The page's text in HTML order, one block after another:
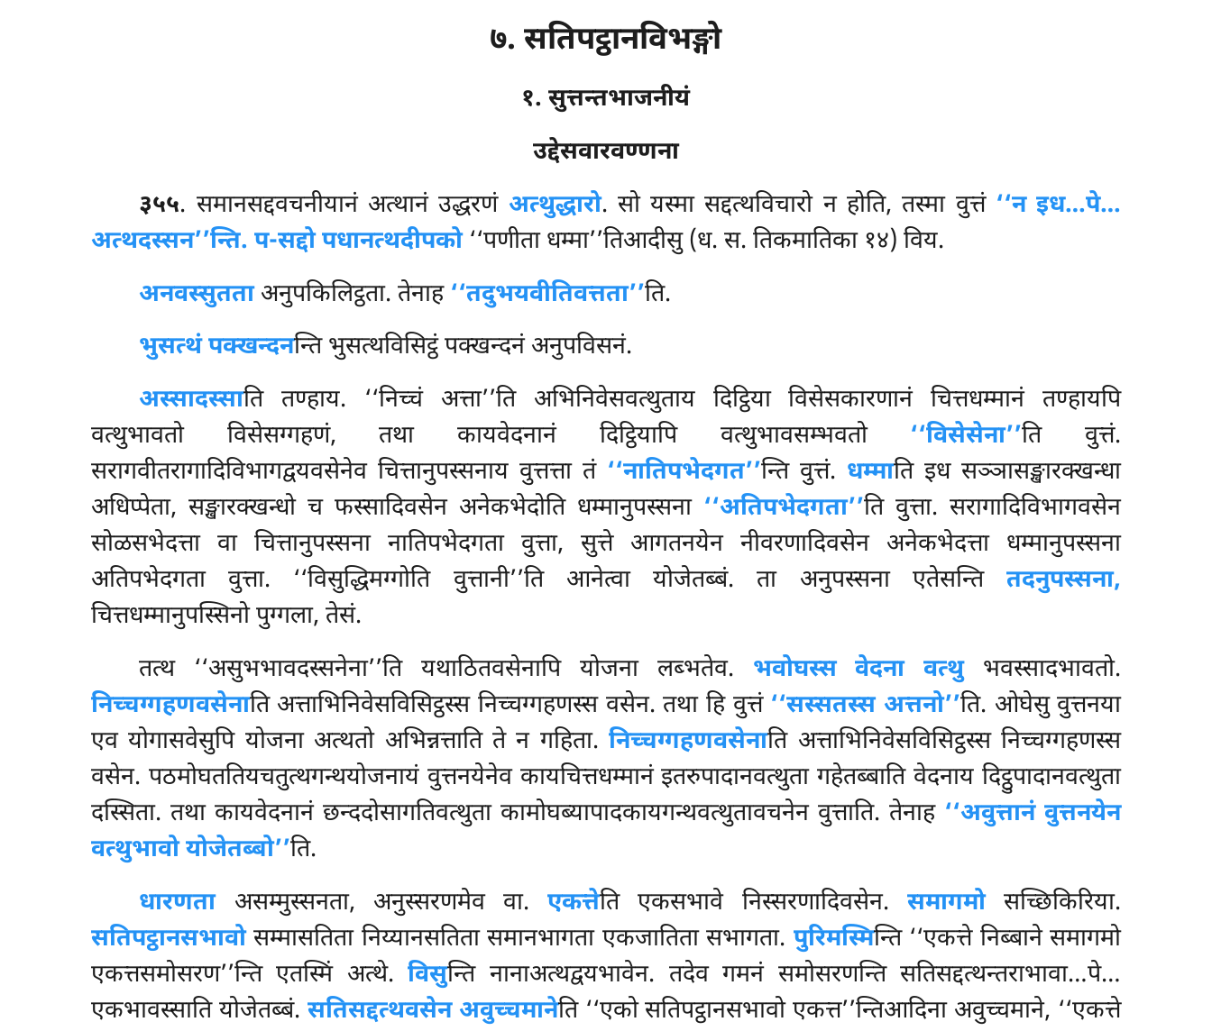
७. सतिपट्ठानविभङ्गो
१. सुत्तन्तभाजनीयं
उद्देसवारवण्णना
३५५. समानसद्दवचनीयानं अत्थानं उद्धरणं अत्थुद्धारो. सो यस्मा सद्दत्थविचारो न होति, तस्मा वुत्तं ‘‘न इध…पे…
अत्थदस्सन’’न्ति. प-सद्दो पधानत्थदीपको ‘‘पणीता धम्मा’’तिआदीसु (ध. स. तिकमातिका १४) विय.
अनवस्सुतताअनुपकिलिट्ठता. तेनाह ‘‘तदुभयवीतिवत्तता’’ति.
भुसत्थं पक्खन्दनन्ति भुसत्थविसिट्ठं पक्खन्दनं अनुपविसनं.
अस्सादस्साति तण्हाय. ‘‘निच्चं अत्ता’’ति अभिनिवेसवत्थुताय दिट्ठिया विसेसकारणानं चित्तधम्मानं तण्हायपि
वत्थुभावतो विसेसग्गहणं, तथा कायवेदनानं दिट्ठियापि वत्थुभावसम्भवतो ‘‘विसेसेना’’ति वुत्तं.
सरागवीतरागादिविभागद्वयवसेनेव चित्तानुपस्सनाय वुत्तत्ता तं ‘‘नातिपभेदगत’’न्ति वुत्तं. धम्माति इध सञ्ञासङ्खारक्खन्धा
अधिप्पेता, सङ्खारक्खन्धो च फस्सादिवसेन अनेकभेदोति धम्मानुपस्सना ‘‘अतिपभेदगता’’ति वुत्ता. सरागादिविभागवसेन
सोळसभेदत्ता वा चित्तानुपस्सना नातिपभेदगता वुत्ता, सुत्ते आगतनयेन नीवरणादिवसेन अनेकभेदत्ता धम्मानुपस्सना
अतिपभेदगता वुत्ता. ‘‘विसुद्धिमग्गोति वुत्तानी’’ति आनेत्वा योजेतब्बं. ता अनुपस्सना एतेसन्तितदनुपस्सना,
चित्तधम्मानुपस्सिनो पुग्गला, तेसं.
तत्थ ‘‘असुभभावदस्सनेना’’ति यथाठितवसेनापि योजना लब्भतेव. भवोघस्स वेदना वत्थुभवस्सादभावतो.
निच्चग्गहणवसेनाति अत्ताभिनिवेसविसिट्ठस्स निच्चग्गहणस्स वसेन. तथा हि वुत्तं ‘‘सस्सतस्स अत्तनो’’ति. ओघेसु वुत्तनया
एव योगासवेसुपि योजना अत्थतो अभिन्नत्ताति ते न गहिता.निच्चग्गहणवसेनाति अत्ताभिनिवेसविसिट्ठस्स निच्चग्गहणस्स
वसेन. पठमोघततियचतुत्थगन्थयोजनायं वुत्तनयेनेव कायचित्तधम्मानं इतरुपादानवत्थुता गहेतब्बाति वेदनाय दिट्ठुपादानवत्थुता
दस्सिता. तथा कायवेदनानं छन्ददोसागतिवत्थुता कामोघब्यापादकायगन्थवत्थुतावचनेन वुत्ताति. तेनाह ‘‘अवुत्तानं वुत्तनयेन
वत्थुभावो योजेतब्बो’’ति.
धारणताअसम्मुस्सनता, अनुस्सरणमेव वा.एकत्तेति एकसभावे निस्सरणादिवसेन. समागमोसच्छिकिरिया.
सतिपट्ठानसभावोसम्मासतिता निय्यानसतिता समानभागता एकजातिता सभागता. पुरिमस्मिन्ति ‘‘एकत्ते निब्बाने समागमो
एकत्तसमोसरण’’न्ति एतस्मिं अत्थे.विसुन्ति नानाअत्थद्वयभावेन. तदेव गमनं समोसरणन्ति सतिसद्दत्थन्तराभावा…पे…
एकभावस्साति योजेतब्बं. सतिसद्दत्थवसेन अवुच्चमानेति ‘‘एको सतिपट्ठानसभावो एकत्त’’न्तिआदिना अवुच्चमाने, ‘‘एकत्ते